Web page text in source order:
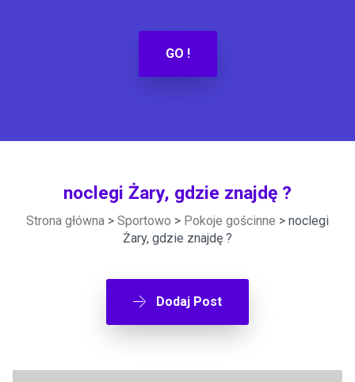
GO !
noclegi Żary, gdzie znajdę ?
Strona główna > Sportowo > Pokoje gościnne > noclegi
Żary, gdzie znajdę ?
Dodaj Post